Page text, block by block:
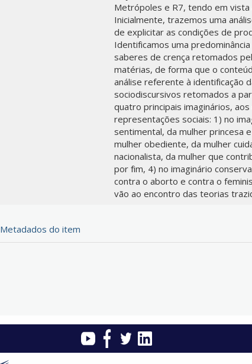
Metrópoles e R7, tendo em vista
Inicialmente, trazemos uma
de explicitar as condições de
Identificamos uma
saberes de crença retomados
matérias, de forma que o
análise referente à identificação
sociodiscursivos retomados a
quatro principais imaginários,
representações sociais: 1) no
sentimental, da mulher princesa
mulher obediente, da mulher
nacionalista, da mulher que
por fim, 4) no imaginário
contra o aborto e contra o
vão ao encontro das teorias
Metadados do item